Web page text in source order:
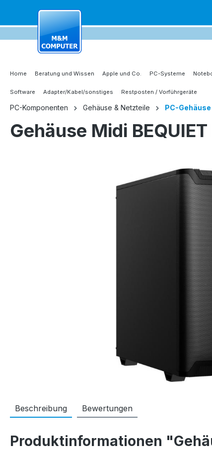
Zur Hauptnavigation springen
Home Beratung und Wissen Apple und Co. PC-Systeme
Software Adapter/Kabel/sonstiges Restposten / Vorführgeräte
PC-Komponenten Gehäuse & Netzteile PC-Gehäuse
Gehäuse Midi
Beschreibung Bewertungen
Produktinformationen